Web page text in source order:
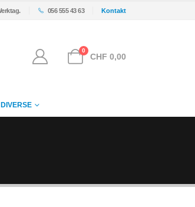
056 555 43 63 Kontakt
0
CHF 0,00
DIVERSE